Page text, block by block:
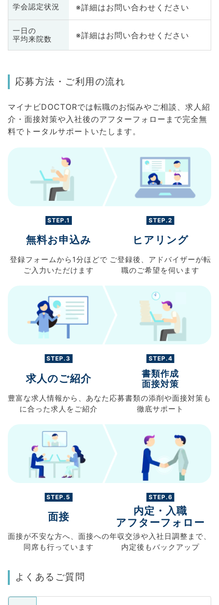
学会認定状況 ※詳細はお問い合わせください
一日の
平均来院数
※詳細はお問い合わせください
応募方法・ご利用の流れ
マイナビDOCTORでは転職のお悩みやご相談、求人紹
介・面接対策や入社後のアフターフォローまで完全無
料でトータルサポートいたします。
STEP.1
無料お申込み
登録フォームから 1分ほどで
ご入力 いただけます
STEP.2
ヒアリング
ご登録後、 アドバイザーが転
職のご希望を伺います
STEP.3
求人のご紹介
豊富な求人情報から、 あなた
に合った求人を ご紹介
STEP.4
書類作成
面接対策
応募書類の添削や面接対策も
徹底サポート
STEP.5
面接
面接が不安な方へ、 面接への
同席も行っています
STEP.6
内定・入職
アフターフォロー
年収交渉や入社日調整まで、
内定後もバックアップ
よくあるご質問